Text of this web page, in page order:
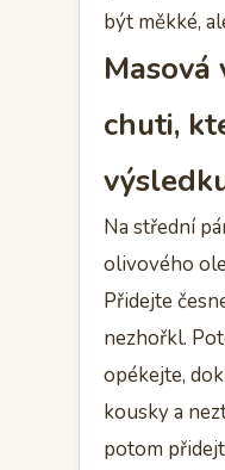
být měkké,
Masová
chuti,
Na střední
olivového
Přidejte
nezhořkl.
opékejte,
kousky a
potom